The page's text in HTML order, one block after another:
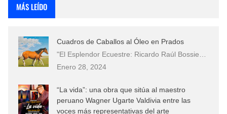
MÁS LEÍDO
Cuadros de Caballos al Óleo en Prados
"El Esplendor Ecuestre: Ricardo Raúl Bossie…
Enero 28, 2024
“La vida”: una obra que sitúa al maestro
peruano Wagner Ugarte Valdivia entre las
voces más representativas del arte